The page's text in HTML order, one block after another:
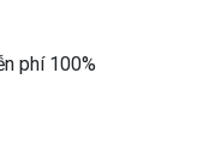
phí 100%